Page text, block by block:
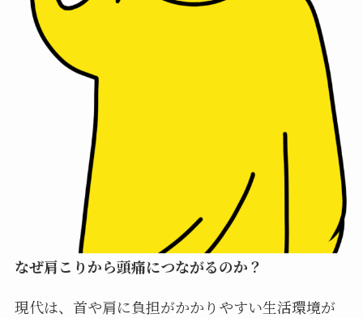
なぜ肩こりから頭痛につながるのか？
現代は、首や肩に負担がかかりやすい生活環境が